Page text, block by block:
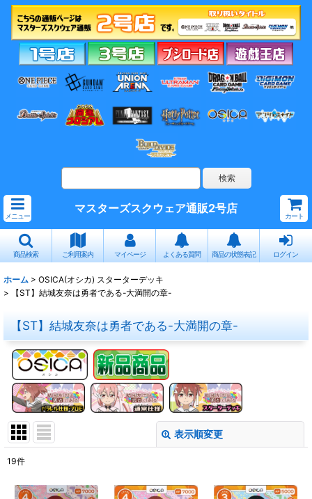
メニュー
マスターズスクウェア通販2号店
カート
商品検索 ご利用案内 マイページ よくある質問 商品の状態表記 ログイン
ホーム > OSICA(オシカ) スターターデッキ
>
【ST】結城友奈は勇者である-大満開の章-
【ST】結城友奈は勇者である-大満開の章-
表示順変更
19件